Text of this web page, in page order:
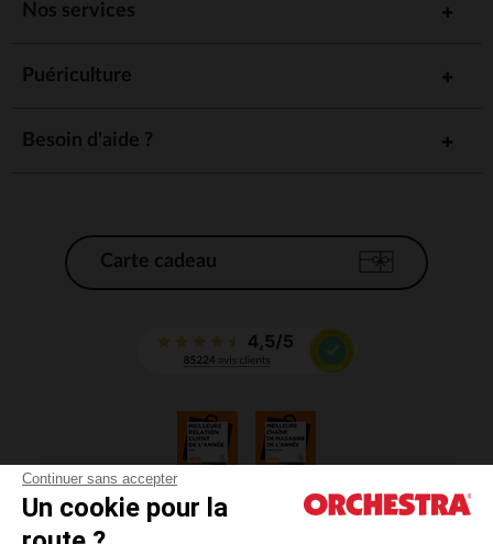
Continuer sans accepter
Un cookie pour la
Nos services
Puériculture
Besoin d'aide ?
Carte cadeau